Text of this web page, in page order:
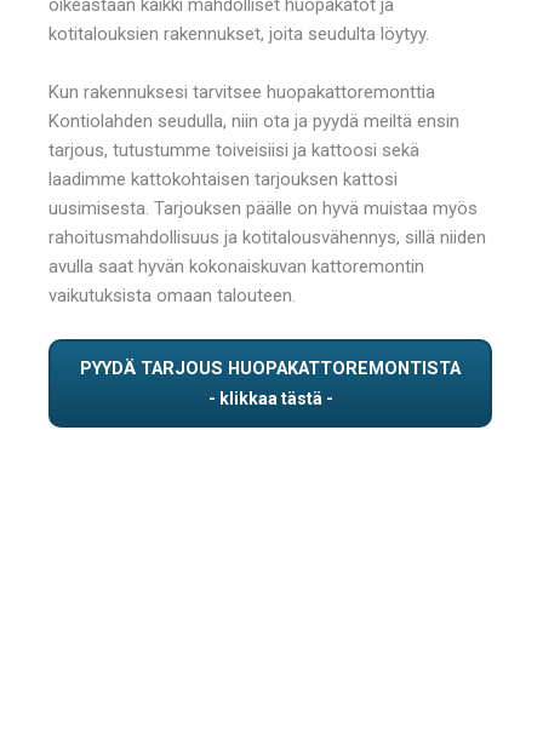
oikeastaan kaikki mahdolliset huopakatot ja
kotitalouksien rakennukset, joita seudulta löytyy.
Kun rakennuksesi tarvitsee huopakattoremonttia
Kontiolahden seudulla, niin ota ja pyydä meiltä ensin
tarjous, tutustumme toiveisiisi ja kattoosi sekä
laadimme kattokohtaisen tarjouksen kattosi
uusimisesta. Tarjouksen päälle on hyvä muistaa myös
rahoitusmahdollisuus ja kotitalousvähennys, sillä niiden
avulla saat hyvän kokonaiskuvan kattoremontin
vaikutuksista omaan talouteen.
PYYDÄ TARJOUS HUOPAKATTOREMONTISTA